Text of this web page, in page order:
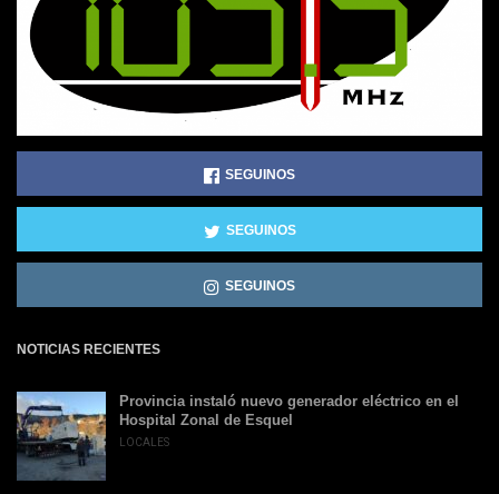
SEGUINOS
SEGUINOS
SEGUINOS
NOTICIAS RECIENTES
Provincia instaló nuevo generador eléctrico en el
Hospital Zonal de Esquel
LOCALES